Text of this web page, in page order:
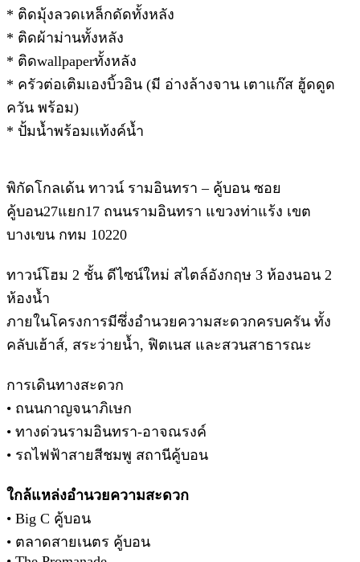
* ติดมุ้งลวดเหล็กดัดทั้งหลัง
* ติดผ้าม่านทั้งหลัง
* ติดwallpaperทั้งหลัง
* ครัวต่อเติมเองบิ้วอิน (มี อ่างล้างจาน เตาแก๊ส ฮู้ดดูด
ควัน พร้อม)
* ปั้มน้ำพร้อมเเท้งค์น้ำ
พิกัดโกลเด้น ทาวน์ รามอินทรา – คู้บอน ซอย
คู้บอน27แยก17 ถนนรามอินทรา แขวงท่าแร้ง เขต
บางเขน กทม 10220
ทาวน์โฮม 2 ชั้น ดีไซน์ใหม่ สไตล์อังกฤษ 3 ห้องนอน 2
ห้องน้ำ
ภายในโครงการมีซึ่งอำนวยความสะดวกครบครัน ทั้ง
คลับเฮ้าส์, สระว่ายน้ำ, ฟิตเนส และสวนสาธารณะ
การเดินทางสะดวก
• ถนนกาญจนาภิเษก
• ทางด่วนรามอินทรา-อาจณรงค์
• รถไฟฟ้าสายสีชมพู สถานีคู้บอน
ใกล้แหล่งอำนวยความสะดวก
• Big C คู้บอน
• ตลาดสายเนตร คู้บอน